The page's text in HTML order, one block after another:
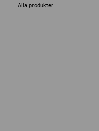
Alla produkter